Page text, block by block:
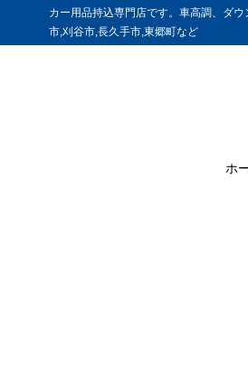
カー用品持込専門店です。車高調、ダ
市,刈谷市,長久手市,東郷町など
ホ